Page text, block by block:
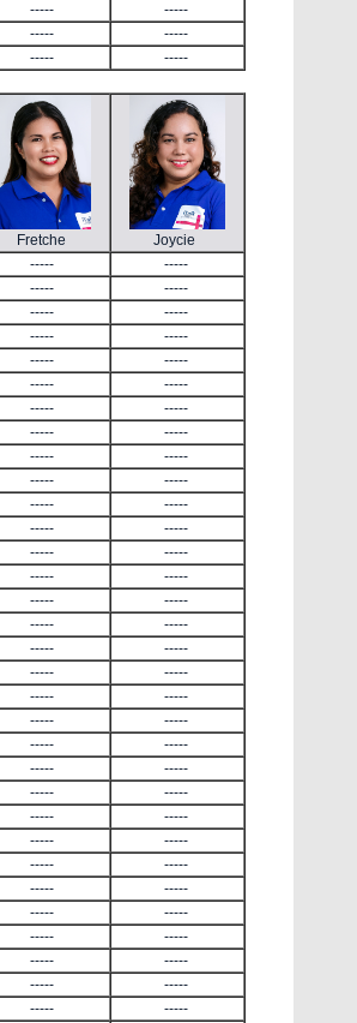
-----
-----
-----
-----
----- -----
Fretche
Joycie
-----
-----
-----
-----
-----
-----
-----
-----
-----
-----
-----
-----
-----
-----
-----
-----
-----
-----
-----
-----
-----
-----
-----
-----
-----
-----
-----
-----
-----
-----
-----
-----
-----
-----
-----
-----
-----
-----
-----
-----
-----
-----
-----
-----
-----
-----
-----
-----
-----
-----
-----
-----
-----
-----
-----
-----
-----
-----
-----
-----
-----
-----
-----
-----